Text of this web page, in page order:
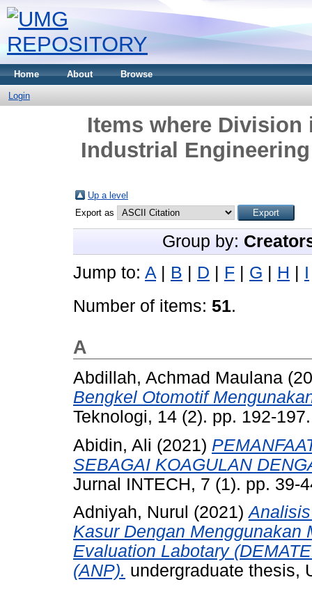
Home About Browse
Login
Items where
Industrial
Up a level
Export as
Group by:
Jump to: A B D F G H I
Number of items: 51.
A
Abdillah, Achmad Maulana
Bengkel Otomotif
Teknologi, 14 (2). pp. 192-
Abidin, Ali (2021)
SEBAGAI KOAGULAN
Jurnal INTECH, 7 (1). pp. 39-
Adniyah, Nurul (2021)
Kasur Dengan Menggunakan
Evaluation Labotary
(ANP). undergraduate thesis,